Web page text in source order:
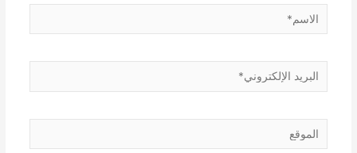
الاسم*
البريد
الإلكتروني*
الموقع